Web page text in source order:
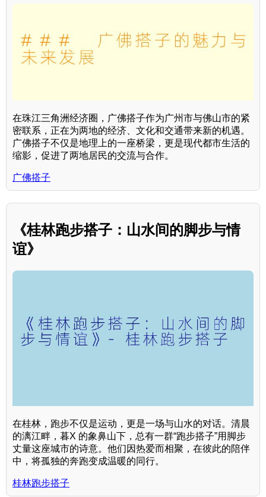
在珠江三角洲经济圈，广佛搭子作为广州市与佛山市的紧
密联系，正在为两地的经济、文化和交通带来新的机遇。
广佛搭子不仅是地理上的一座桥梁，更是现代都市生活的
缩影，促进了两地居民的交流与合作。
广佛搭子
《桂林跑步搭子：山水间的脚步与情
谊》
在桂林，跑步不仅是运动，更是一场与山水的对话。清晨
的漓江畔，暮X 的象鼻山下，总有一群“跑步搭子”用脚步
丈量这座城市的诗意。他们因热爱而相聚，在彼此的陪伴
中，将孤独的奔跑变成温暖的同行。
桂林跑步搭子